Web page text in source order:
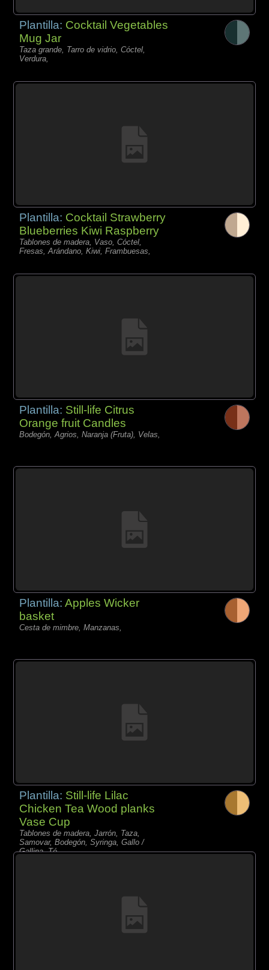
Plantilla: Cocktail Vegetables
Mug Jar
Taza grande, Tarro de vidrio, Cóctel,
Verdura,
Plantilla: Cocktail Strawberry
Blueberries Kiwi Raspberry
Tablones de madera, Vaso, Cóctel,
Fresas, Arándano, Kiwi, Frambuesas,
Plantilla: Still-life Citrus
Orange fruit Candles
Bodegón, Agrios, Naranja (Fruta), Velas,
Plantilla:Apples Wicker
basket
Cesta de mimbre, Manzanas,
Plantilla: Still-life Lilac
Chicken Tea Wood planks
Vase Cup
Tablones de madera, Jarrón, Taza,
Samovar, Bodegón, Syringa, Gallo /
Gallina, Té,